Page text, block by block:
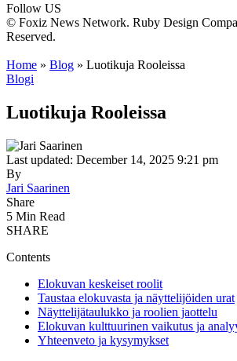
Follow US
© Foxiz News Network. Ruby Design
Reserved.
Home » Blog » Luotikuja Rooleissa
Blogi
Luotikuja Rooleissa
Last updated: December 14, 2025 9:21 pm
By
Jari Saarinen
Share
5 Min Read
SHARE
Contents
Elokuvan keskeiset roolit
Taustaa elokuvasta ja näyttelijöiden urat
Näyttelijätaulukko ja roolien jaottelu
Elokuvan kulttuurinen vaikutus ja
Yhteenveto ja kysymykset